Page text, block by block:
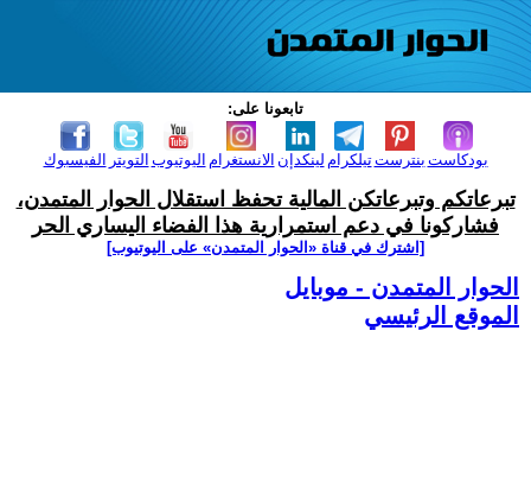
تابعونا على:
الفيسبوك التويتر اليوتيوب الانستغرام لينكدإن تيلكرامبنترست بودكاست
تبرعاتكم وتبرعاتكن المالية تحفظ استقلال الحوار المتمدن،
فشاركونا في دعم استمرارية هذا الفضاء اليساري الحر
[اشترك في قناة ‫«الحوار المتمدن» على اليوتيوب]
الحوار المتمدن - موبايل
الموقع الرئيسي